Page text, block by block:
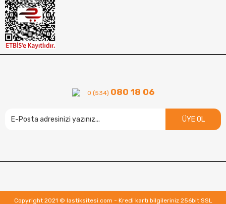
0 (534) 080 18 06
ÜYE OL
Copyright 2021 © lastiksitesi.com - Kredi kartı bilgileriniz 256bit SSL